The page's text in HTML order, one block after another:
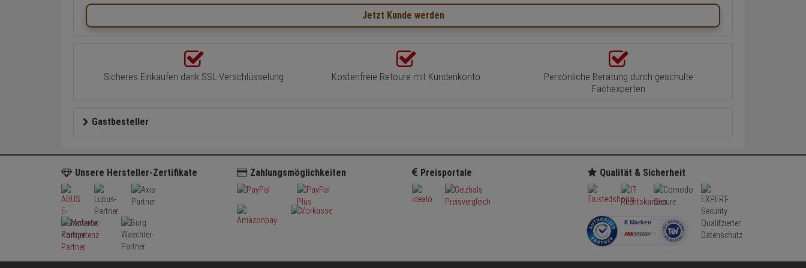
Jetzt Kunde werden
Sicheres Einkaufen dank SSL-Verschlüsselung Kostenfreie Retoure mit Kundenkonto
Persönliche Beratung durch geschulte
Fachexperten
Gastbesteller
Unsere Hersteller-Zertifikate Zahlungsmöglichkeiten Preisportale Qualität & Sicherheit